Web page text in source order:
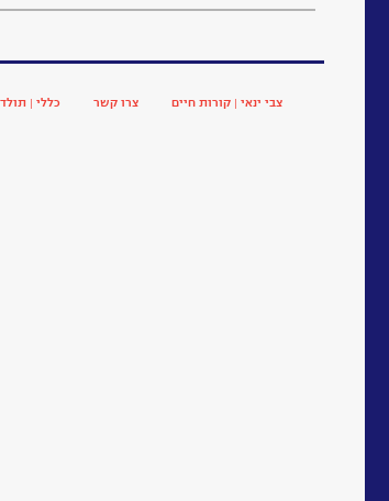
צבי ינאי | קורות חיים צרו קשר כללי |